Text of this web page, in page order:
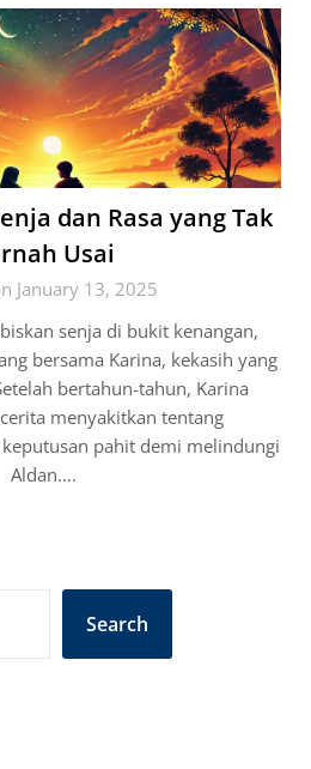
dan Rasa yang Tak
Usai
January 13, 2025
senja di bukit kenangan,
bersama Karina, kekasih yang
bertahun-tahun, Karina
menyakitkan tentang
pahit demi melindungi
Aldan….
Search